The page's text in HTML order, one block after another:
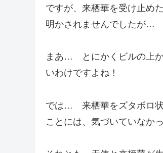
ですが、来栖華を受け止め
明かされませんでしたが…
まあ… とにかくビルの上か
いわけですよね！
では… 来栖華をズタボロ状
ことには、気づいていなか